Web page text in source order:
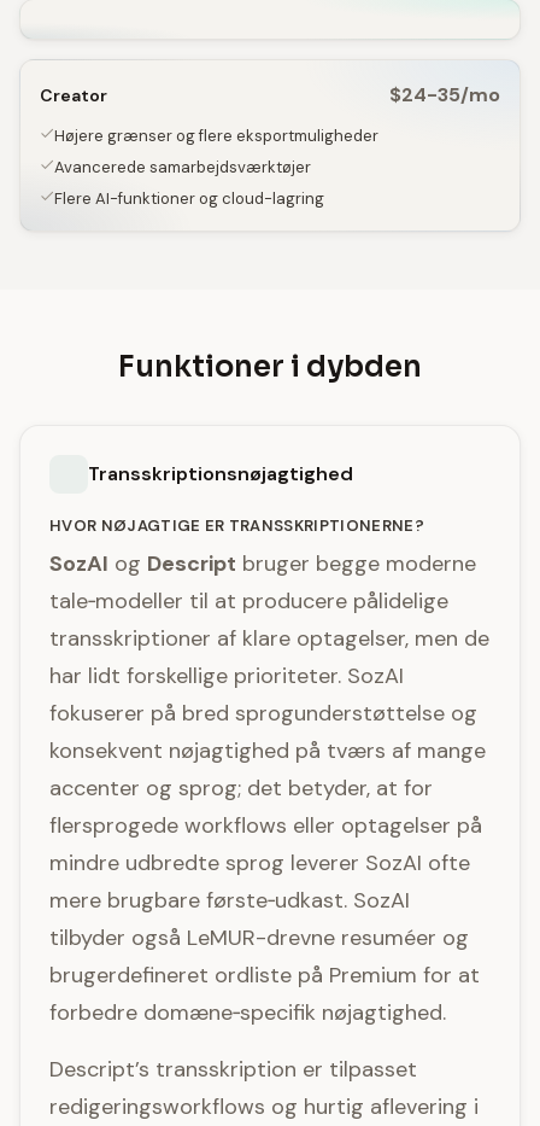
Creator $24-35/mo
Højere grænser og flere eksportmuligheder
Avancerede samarbejdsværktøjer
Flere AI-funktioner og cloud-lagring
Funktioner i dybden
Transskriptionsnøjagtighed
HVOR NØJAGTIGE ER TRANSSKRIPTIONERNE?
SozAI og Descript bruger begge moderne
tale‑modeller til at producere pålidelige
transskriptioner af klare optagelser, men de
har lidt forskellige prioriteter. SozAI
fokuserer på bred sprogunderstøttelse og
konsekvent nøjagtighed på tværs af mange
accenter og sprog; det betyder, at for
flersprogede workflows eller optagelser på
mindre udbredte sprog leverer SozAI ofte
mere brugbare første‑udkast. SozAI
tilbyder også LeMUR-drevne resuméer og
brugerdefineret ordliste på Premium for at
forbedre domæne‑specifik nøjagtighed.
Descript’s transskription er tilpasset
redigeringsworkflows og hurtig aflevering i